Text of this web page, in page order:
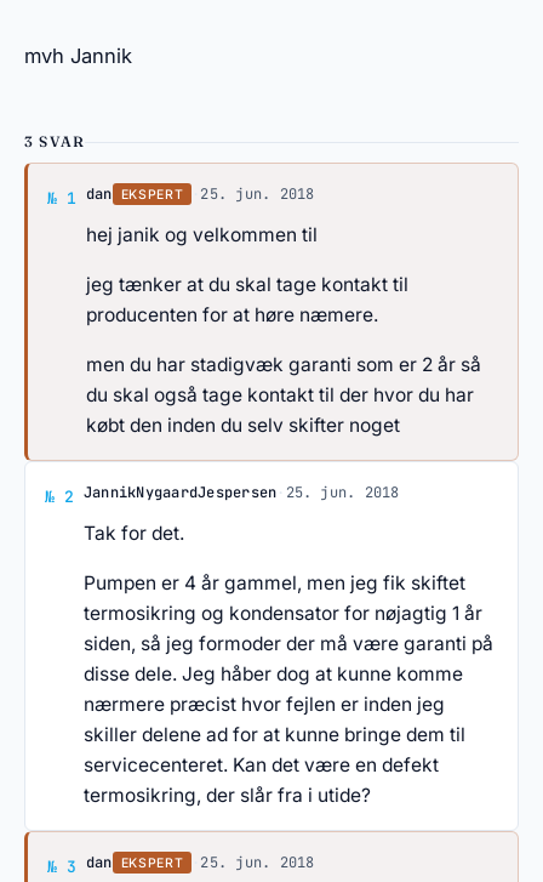
mvh Jannik
3 SVAR
№ 1 Svar af dan
dan EKSPERT 25. jun. 2018
hej janik og velkommen til
jeg tænker at du skal tage kontakt til
producenten for at høre næmere.
men du har stadigvæk garanti som er 2 år så
du skal også tage kontakt til der hvor du har
købt den inden du selv skifter noget
№ 2 Svar af JannikNygaardJespersen
JannikNygaardJespersen· 25. jun. 2018
Tak for det.
Pumpen er 4 år gammel, men jeg fik skiftet
termosikring og kondensator for nøjagtig 1 år
siden, så jeg formoder der må være garanti på
disse dele. Jeg håber dog at kunne komme
nærmere præcist hvor fejlen er inden jeg
skiller delene ad for at kunne bringe dem til
servicecenteret. Kan det være en defekt
termosikring, der slår fra i utide?
№ 3 Svar af dan
dan EKSPERT 25. jun. 2018